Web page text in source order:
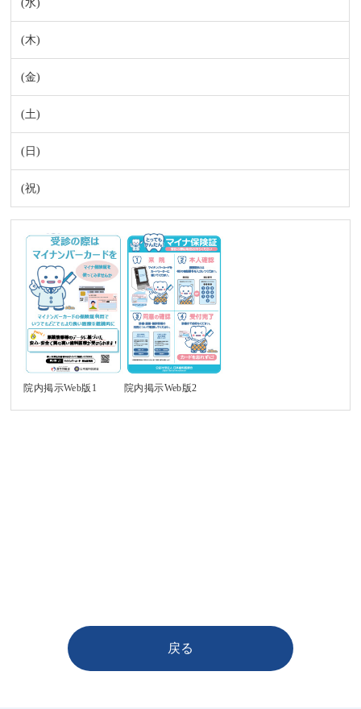
院内掲示Web版1 院内掲示Web版2
戻る